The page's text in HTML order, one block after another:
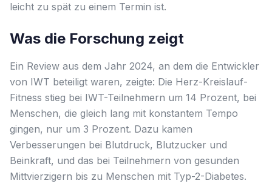
leicht zu spät zu einem Termin ist.
Was die Forschung zeigt
Ein Review aus dem Jahr 2024, an dem die Entwickler
von IWT beteiligt waren, zeigte: Die Herz-Kreislauf-
Fitness stieg bei IWT-Teilnehmern um 14 Prozent, bei
Menschen, die gleich lang mit konstantem Tempo
gingen, nur um 3 Prozent. Dazu kamen
Verbesserungen bei Blutdruck, Blutzucker und
Beinkraft, und das bei Teilnehmern von gesunden
Mittvierzigern bis zu Menschen mit Typ-2-Diabetes.